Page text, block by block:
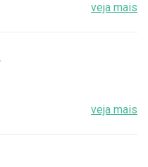
veja mais
veja mais